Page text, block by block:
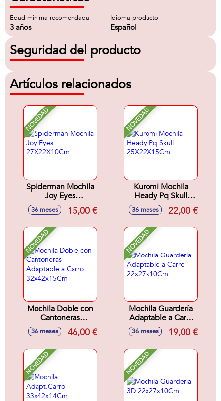
Edad minima recomendada
3 años
Idioma producto
Español
Seguridad del producto
Artículos relacionados
NOVEDAD
Spiderman Mochila
Joy Eyes
27X22X10Cm
36 meses 15,00 €
NOVEDAD
Kuromi Mochila
Heady Pq Skull
25X22X15Cm
36 meses 22,00 €
NOVEDAD
Mochila Doble con
Cantoneras
Adaptable a Carro
32x42x15Cm
36 meses 46,00 €
NOVEDAD
Mochila Guardería
Adaptable a Carro
22x27x10Cm
36 meses 19,00 €
NOVEDAD NOVEDAD